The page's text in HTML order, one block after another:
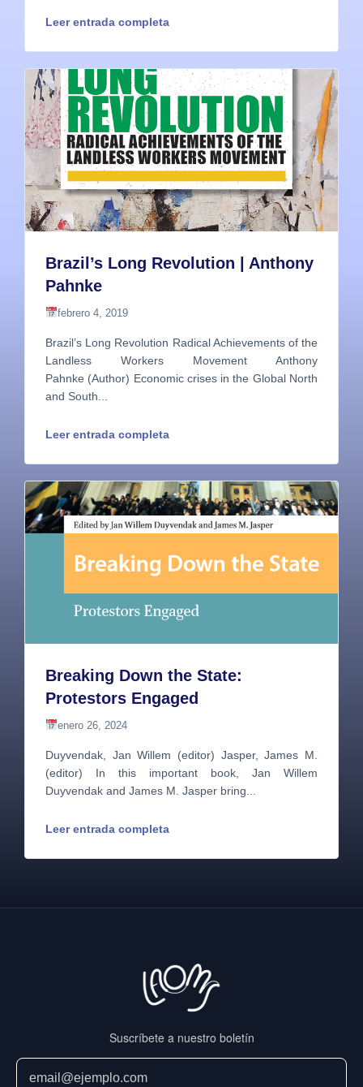
Leer entrada completa
Brazil’s Long Revolution | Anthony
Pahnke
febrero 4, 2019
Brazil’s Long Revolution Radical Achievements of the
Landless Workers Movement Anthony
Pahnke (Author) Economic crises in the Global North
and South...
Leer entrada completa
Breaking Down the State:
Protestors Engaged
enero 26, 2024
Duyvendak, Jan Willem (editor) Jasper, James M.
(editor) In this important book, Jan Willem
Duyvendak and James M. Jasper bring...
Leer entrada completa
Suscríbete a nuestro boletín